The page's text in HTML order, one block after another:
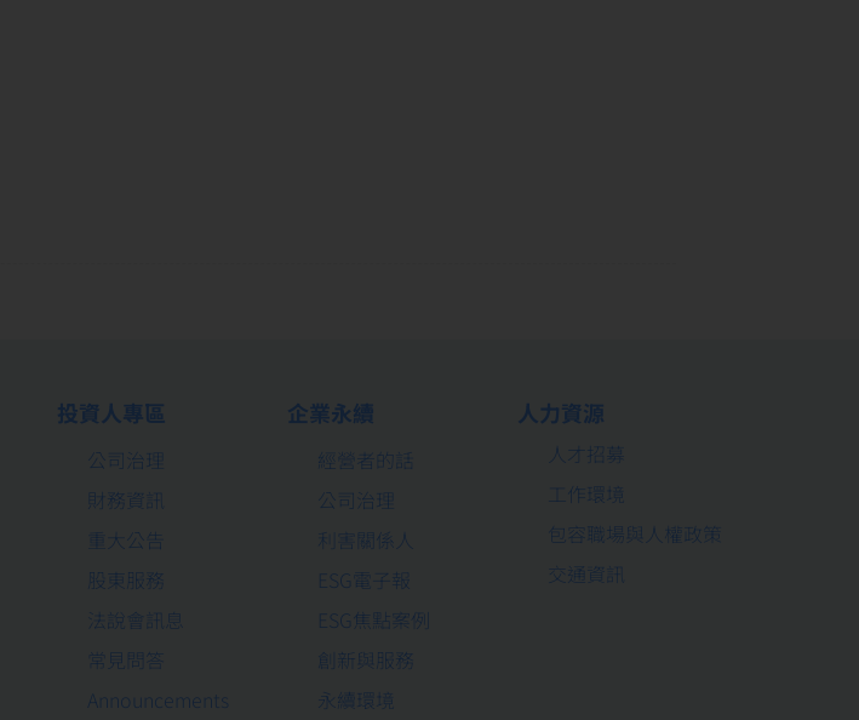
投資人專區
公司治理
財務資訊
重大公告
股東服務
法說會訊息
常見問答
Announcements
企業永續
經營者的話
公司治理
利害關係人
ESG電子報
ESG焦點案例
創新與服務
永續環境
人力資源
人才招募
工作環境
包容職場與人權政策
交通資訊